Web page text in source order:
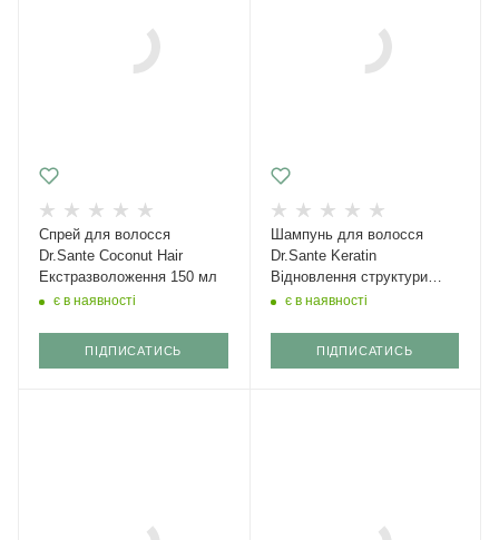
Спрей для волосся
Dr.Sante Coconut Hair
Екстразволоження 150 мл
є в наявності
ПІДПИСАТИСЬ
Шампунь для волосся
Dr.Sante Keratin
Відновлення структури
1000мл
є в наявності
ПІДПИСАТИСЬ